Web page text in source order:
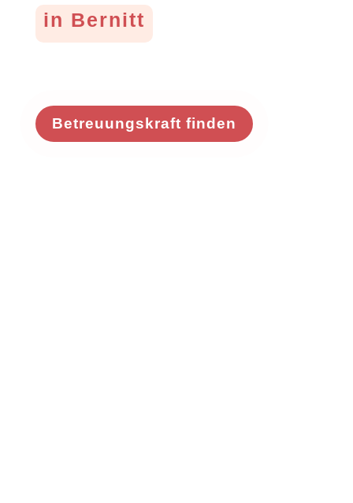
in Bernitt
Betreuungskraft finden